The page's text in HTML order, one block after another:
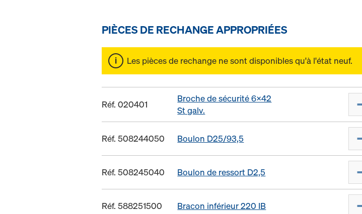
PIÈCES DE RECHANGE APPROPRIÉES
Les pièces de rechange ne sont disponibles qu'à l'état neuf.
Réf. 020401
Broche de sécurité 6x42
St galv.
Réf. 508244050 Boulon D25/93,5
Réf. 508245040 Boulon de ressort D2,5
Réf. 588251500 Bracon inférieur 220 IB